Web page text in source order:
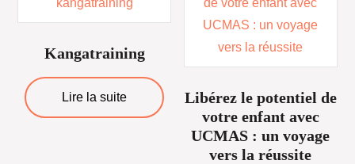
Kangatraining
Lire la suite
Libérez le potentiel de
votre enfant avec
UCMAS : un voyage
vers la réussite